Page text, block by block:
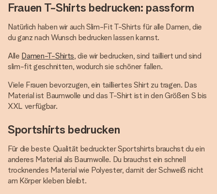
Frauen T-Shirts bedrucken: passform
Natürlich haben wir auch Slim-Fit T-Shirts für alle Damen, die
du ganz nach Wunsch bedrucken lassen kannst.
Alle Damen-T-Shirts, die wir bedrucken, sind tailliert und sind
slim-fit geschnitten, wodurch sie schöner fallen.
Viele Frauen bevorzugen, ein tailliertes Shirt zu tragen. Das
Material ist Baumwolle und das T-Shirt ist in den Größen S bis
XXL verfügbar.
Sportshirts bedrucken
Für die beste Qualität bedruckter Sportshirts brauchst du ein
anderes Material als Baumwolle. Du brauchst ein schnell
trocknendes Material wie Polyester, damit der Schweiß nicht
am Körper kleben bleibt.